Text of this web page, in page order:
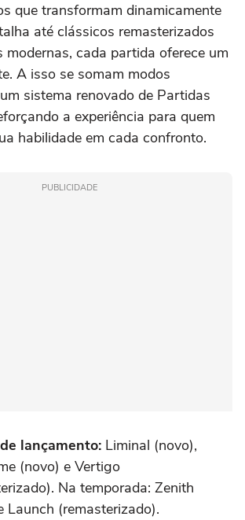
que transformam dinamicamente
até clássicos remasterizados
modernas, cada partida oferece um
A isso se somam modos
sistema renovado de Partidas
a experiência para quem
habilidade em cada confronto.
PUBLICIDADE
lançamento: Liminal (novo),
(novo) e Vertigo
Na temporada: Zenith
Launch (remasterizado).